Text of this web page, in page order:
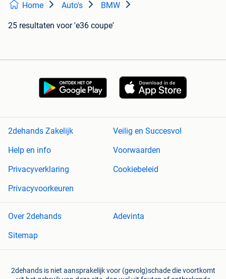
Home Auto's BMW
25 resultaten voor 'e36 coupe'
2dehands Zakelijk
Veilig en Succesvol
Help en info
Voorwaarden
Privacyverklaring
Cookiebeleid
Privacyvoorkeuren
Over 2dehands
Adevinta
Sitemap
2dehands is niet aansprakelijk voor (gevolg)schade die voortkomt